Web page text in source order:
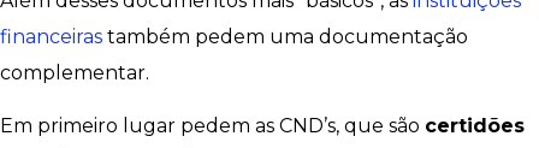
financeiras também pedem uma documentação
complementar.
Em primeiro lugar pedem as CND’s, que são certidões